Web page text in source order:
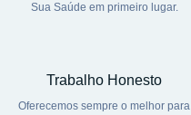
Sua Saúde em primeiro lugar.
Trabalho Honesto
Oferecemos sempre o melhor para